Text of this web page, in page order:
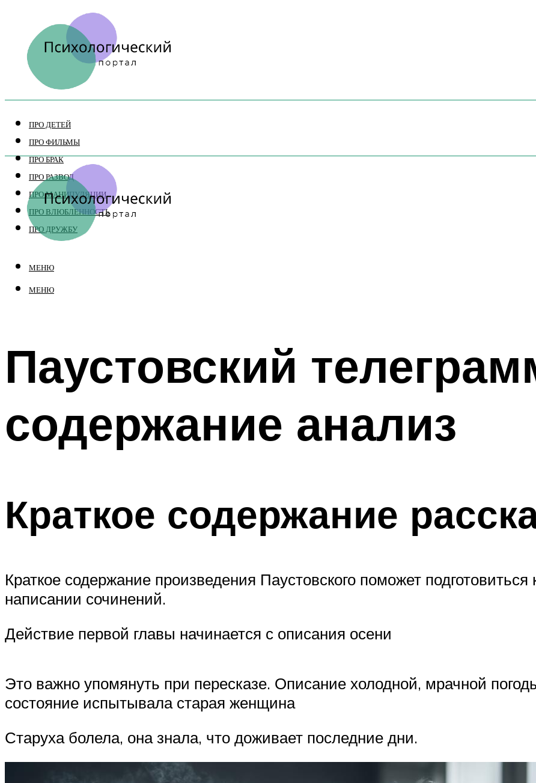
ПРО ДЕТЕЙ
ПРО ФИЛЬМЫ
ПРО БРАК
ПРО РАЗВОД
ПРО МАНИПУЛЯЦИИ
ПРО ВЛЮБЛЕННОСТЬ
ПРО ДРУЖБУ
МЕНЮ
МЕНЮ
Паустовский
содержание анализ
Краткое содержание
Краткое содержание произведения Паустовского поможет
написании сочинений.
Действие первой главы начинается с описания осени
Это важно упомянуть при пересказе. Описание холодной, мрачной
состояние испытывала старая женщина
Старуха болела, она знала, что доживает последние дни.